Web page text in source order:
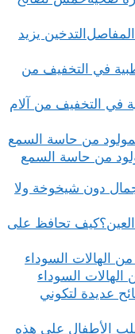
التدخين يزيد
في التخفيف من آلام
من حاسة السمع
دون شيخوخة ولا
كيف تحافظ على
السوداء
عديدة لتكوني